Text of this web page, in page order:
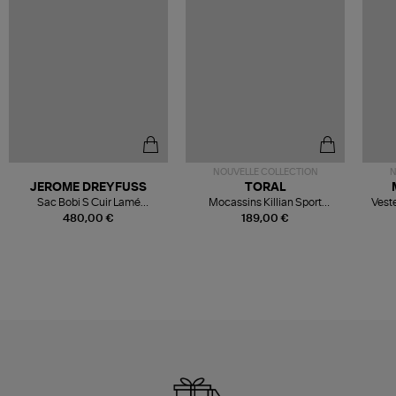
480,00 €
JEROME DREYFUSS
Sac Bobi S Cuir Lamé
Champagne
NOUVELLE COLLECTION
189,00 €
TORAL
Mocassins Killian Sport
Mousse